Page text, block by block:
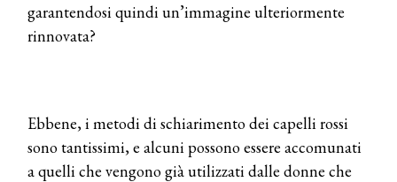
garantendosi quindi un’immagine ulteriormente
rinnovata?
Ebbene, i metodi di schiarimento dei capelli rossi
sono tantissimi, e alcuni possono essere accomunati
a quelli che vengono già utilizzati dalle donne che